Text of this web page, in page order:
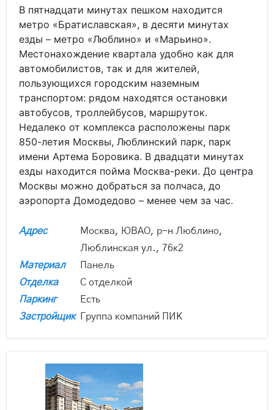
В пятнадцати минутах пешком находится
метро «Братиславская», в десяти минутах
езды – метро «Люблино» и «Марьино».
Местонахождение квартала удобно как для
автомобилистов, так и для жителей,
пользующихся городским наземным
транспортом: рядом находятся остановки
автобусов, троллейбусов, маршруток.
Недалеко от комплекса расположены парк
850-летия Москвы, Люблинский парк, парк
имени Артема Боровика. В двадцати минутах
езды находится пойма Москва-реки. До центра
Москвы можно добраться за полчаса, до
аэропорта Домодедово – менее чем за час.
Адрес
Москва, ЮВАО, р-н Люблино,
Люблинская ул., 76к2
Материал
Панель
Отделка
С отделкой
Паркинг
Есть
Застройщик
Группа компаний ПИК